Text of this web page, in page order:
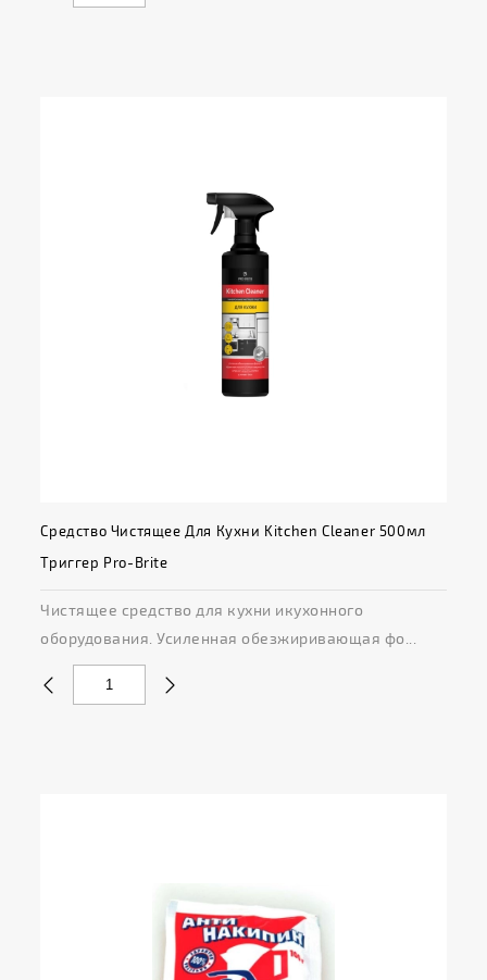
Средство Чистящее Для Кухни Kitchen Cleaner 500мл
Триггер Pro-Brite
Чистящее средство для кухни икухонного
оборудования. Усиленная обезжиривающая фо...